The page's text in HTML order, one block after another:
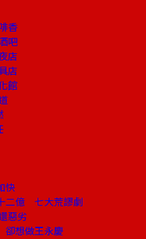
香
吧
店
店
館
快
二億 七大荒謬劇
惡劣
想做王永慶